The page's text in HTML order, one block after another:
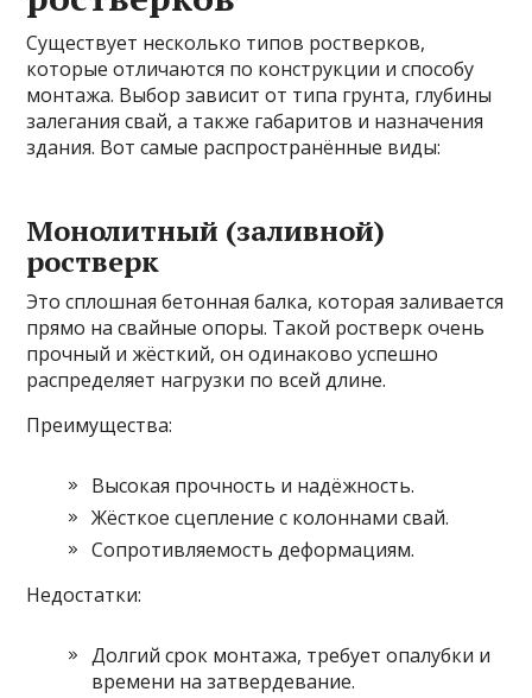
Существует несколько типов ростверков,
которые отличаются по конструкции и способу
монтажа. Выбор зависит от типа грунта, глубины
залегания свай, а также габаритов и назначения
здания. Вот самые распространённые виды:
Монолитный (заливной)
ростверк
Это сплошная бетонная балка, которая заливается
прямо на свайные опоры. Такой ростверк очень
прочный и жёсткий, он одинаково успешно
распределяет нагрузки по всей длине.
Преимущества:
Высокая прочность и надёжность.
Жёсткое сцепление с колоннами свай.
Сопротивляемость деформациям.
Недостатки:
Долгий срок монтажа, требует опалубки и
времени на затвердевание.